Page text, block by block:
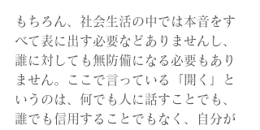
もちろん、社会生活の中では本音をす
べて表に出す必要などありませんし、
誰に対しても無防備になる必要もあり
ません。ここで言っている「開く」と
いうのは、何でも人に話すことでも、
誰でも信用することでもなく、自分が